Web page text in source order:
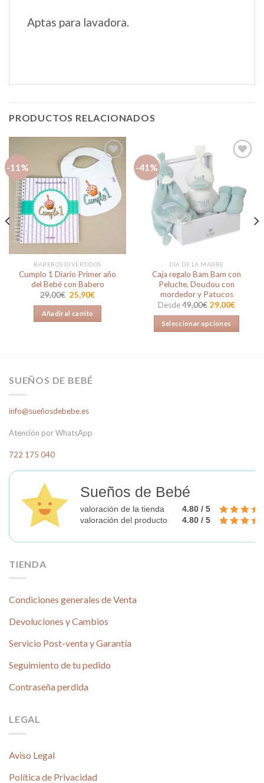
Aptas para lavadora.
PRODUCTOS RELACIONADOS
-11%
Añadir
a la
lista de
deseos
BABEROS DIVERTIDOS
Cumplo 1 Diario Primer año
del Bebé con Babero
29,00€ El
precio
original
era:
29,00€.
25,90€El
25,90€.
Añadir al carrito
-41%
Añadir
a la
lista de
deseos
DÍA DE LA MADRE
Caja regalo Bam Bam con
Peluche, Doudou con
mordedor y Patucos
Desde49,00€ 29,00€
Seleccionar opciones
la
producto
SUEÑOS DE BEBÉ
info@sueñosdebebe.es
Atención por WhatsApp
722 175 040
Sueños de Bebé
valoración de la tienda
4.80 / 5
valoración del producto
4.80 / 5
TIENDA
Condiciones generales de Venta
Devoluciones y Cambios
Servicio Post-venta y Garantía
Seguimiento de tu pedido
Contraseña perdida
LEGAL
Aviso Legal
Política de Privacidad